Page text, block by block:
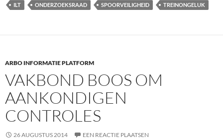
ILT ONDERZOEKSRAAD SPOORVEILIGHEID TREINONGELUK
ARBO INFORMATIE PLATFORM
VAKBOND BOOS OM
AANKONDIGEN
CONTROLES
26 AUGUSTUS 2014 EEN REACTIE PLAATSEN